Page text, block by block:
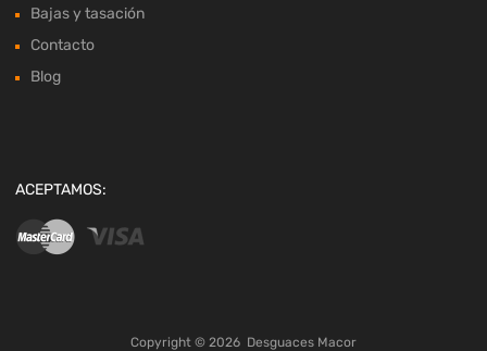
Bajas y tasación
Contacto
Blog
ACEPTAMOS:
Copyright © 2026 Desguaces Macor